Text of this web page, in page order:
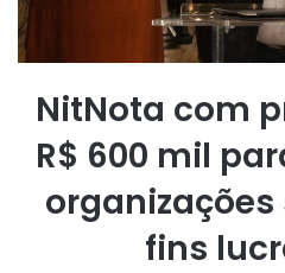
NitNota com
R$ 600 mil
fins